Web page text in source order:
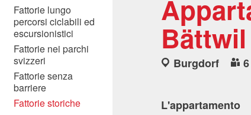
Fattorie lungo
percorsi ciclabili ed
escursionistici
Fattorie nei parchi
svizzeri
Fattorie senza
barriere
Fattorie storiche
Bättwil
Burgdorf
L'appartamento